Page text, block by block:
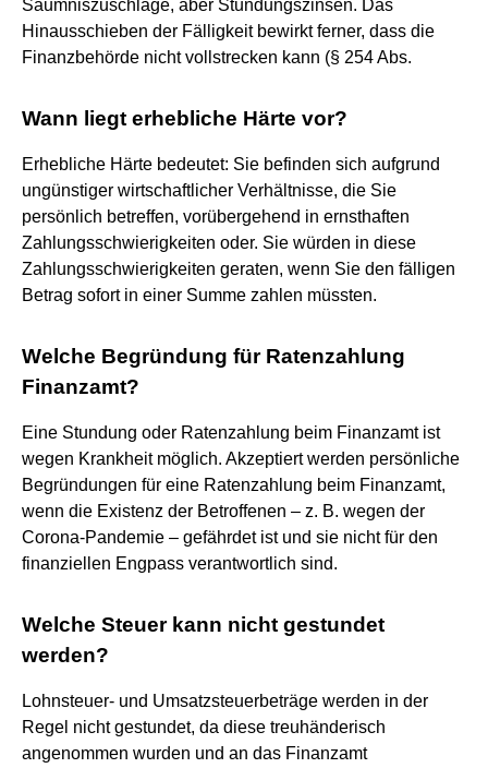
Säumniszuschläge, aber Stundungszinsen. Das
Hinausschieben der Fälligkeit bewirkt ferner, dass die
Finanzbehörde nicht vollstrecken kann (§ 254 Abs.
Wann liegt erhebliche Härte vor?
Erhebliche Härte bedeutet: Sie befinden sich aufgrund
ungünstiger wirtschaftlicher Verhältnisse, die Sie
persönlich betreffen, vorübergehend in ernsthaften
Zahlungsschwierigkeiten oder. Sie würden in diese
Zahlungsschwierigkeiten geraten, wenn Sie den fälligen
Betrag sofort in einer Summe zahlen müssten.
Welche Begründung für Ratenzahlung
Finanzamt?
Eine Stundung oder Ratenzahlung beim Finanzamt ist
wegen Krankheit möglich. Akzeptiert werden persönliche
Begründungen für eine Ratenzahlung beim Finanzamt,
wenn die Existenz der Betroffenen – z. B. wegen der
Corona-Pandemie – gefährdet ist und sie nicht für den
finanziellen Engpass verantwortlich sind.
Welche Steuer kann nicht gestundet
werden?
Lohnsteuer- und Umsatzsteuerbeträge werden in der
Regel nicht gestundet, da diese treuhänderisch
angenommen wurden und an das Finanzamt